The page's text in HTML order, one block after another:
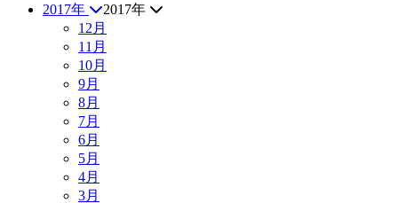
2017年
2017年
12月
11月
10月
9月
8月
7月
6月
5月
4月
3月